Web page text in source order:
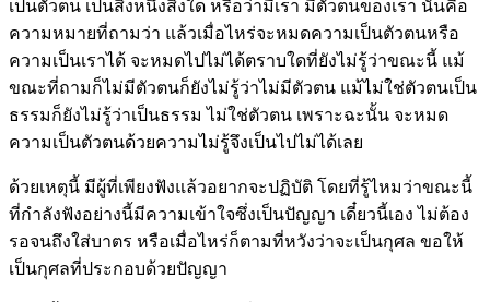
เป็นตัวตน เป็นสิ่งหนึ่งสิ่งใด หรือว่ามีเรา มีตัวตนของเรา นั่นคือ
ความหมายที่ถามว่า แล้วเมื่อไหร่จะหมดความเป็นตัวตนหรือ
ความเป็นเราได้ จะหมดไปไม่ได้ตราบใดที่ยังไม่รู้ว่าขณะนี้ แม้
ขณะที่ถามก็ไม่มีตัวตนก็ยังไม่รู้ว่าไม่มีตัวตน แม้ไม่ใช่ตัวตนเป็น
ธรรมก็ยังไม่รู้ว่าเป็นธรรม ไม่ใช่ตัวตน เพราะฉะนั้น จะหมด
ความเป็นตัวตนด้วยความไม่รู้จึงเป็นไปไม่ได้เลย
ด้วยเหตุนี้ มีผู้ที่เพียงฟังแล้วอยากจะปฏิบัติ โดยที่รู้ไหมว่าขณะนี้
ที่กำลังฟังอย่างนี้มีความเข้าใจซึ่งเป็นปัญญา เดี๋ยวนี้เอง ไม่ต้อง
รอจนถึงใส่บาตร หรือเมื่อไหร่ก็ตามที่หวังว่าจะเป็นกุศล ขอให้
เป็นกุศลที่ประกอบด้วยปัญญา